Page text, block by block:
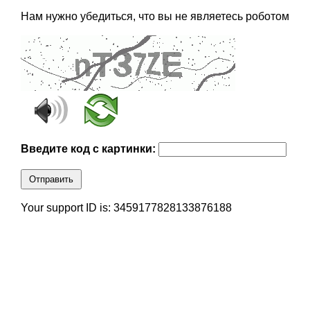
Нам нужно убедиться, что вы не являетесь роботом
Введите код с картинки:
Отправить
Your support ID is: 3459177828133876188